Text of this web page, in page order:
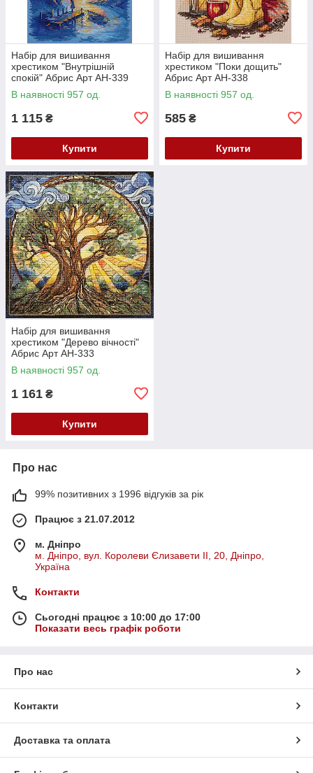
Набір для вишивання
хрестиком "Внутрішній
спокій" Абрис Арт AH-339
В наявності 957 од.
1 115 ₴
Купити
Набір для вишивання
хрестиком "Поки дощить"
Абрис Арт AH-338
В наявності 957 од.
585 ₴
Купити
Набір для вишивання
хрестиком "Дерево вічності"
Абрис Арт AH-333
В наявності 957 од.
1 161 ₴
Купити
Про нас
99% позитивних з 1996 відгуків за рік
Працює з 21.07.2012
м. Дніпро
м. Дніпро, вул. Королеви Єлизавети ІІ, 20, Дніпро,
Україна
Контакти
Сьогодні працює з 10:00 до 17:00
Показати весь графік роботи
Про нас
Контакти
Доставка та оплата